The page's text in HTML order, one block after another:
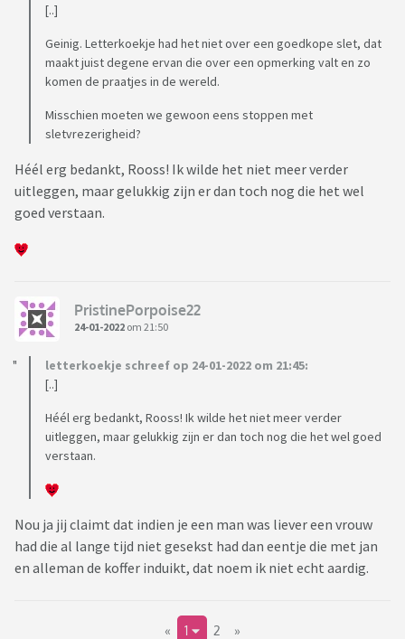
[..]
Geinig. Letterkoekje had het niet over een goedkope slet, dat
maakt juist degene ervan die over een opmerking valt en zo
komen de praatjes in de wereld.
Misschien moeten we gewoon eens stoppen met
sletvrezerigheid?
Héél erg bedankt, Rooss! Ik wilde het niet meer verder
uitleggen, maar gelukkig zijn er dan toch nog die het wel
goed verstaan.
PristinePorpoise22
24-01-2022 om 21:50
letterkoekje schreef op 24-01-2022 om 21:45:
[..]
Héél erg bedankt, Rooss! Ik wilde het niet meer verder
uitleggen, maar gelukkig zijn er dan toch nog die het wel goed
verstaan.
Nou ja jij claimt dat indien je een man was liever een vrouw
had die al lange tijd niet gesekst had dan eentje die met jan
en alleman de koffer induikt, dat noem ik niet echt aardig.
« 1 2 »